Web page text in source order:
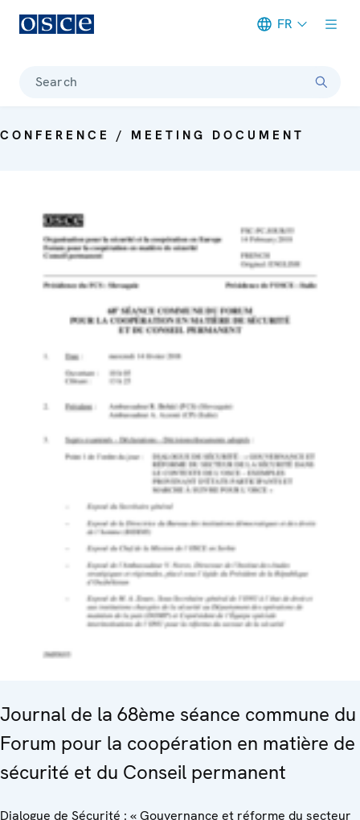
FR
Search
CONFERENCE / MEETING DOCUMENT
Journal de la 68ème séance commune du
Forum pour la coopération en matière de
sécurité et du Conseil permanent
Dialogue de Sécurité : « Gouvernance et réforme du secteur